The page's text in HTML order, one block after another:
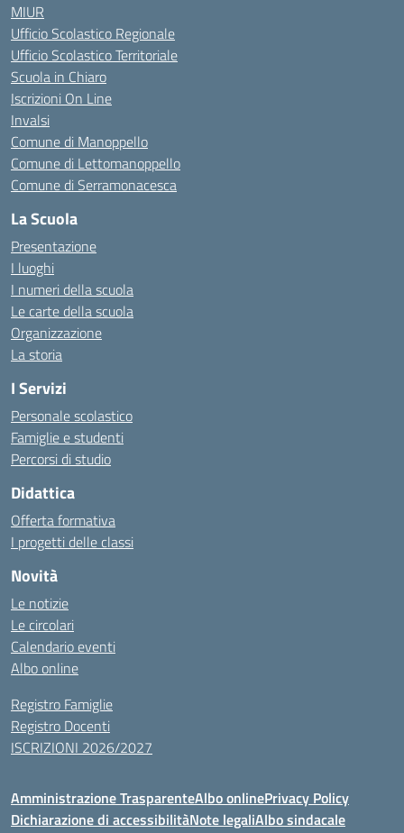
MIUR
Ufficio Scolastico Regionale
Ufficio Scolastico Territoriale
Scuola in Chiaro
Iscrizioni On Line
Invalsi
Comune di Manoppello
Comune di Lettomanoppello
Comune di Serramonacesca
La Scuola
Presentazione
I luoghi
I numeri della scuola
Le carte della scuola
Organizzazione
La storia
I Servizi
Personale scolastico
Famiglie e studenti
Percorsi di studio
Didattica
Offerta formativa
I progetti delle classi
Novità
Le notizie
Le circolari
Calendario eventi
Albo online
Registro Famiglie
Registro Docenti
ISCRIZIONI 2026/2027
Amministrazione TrasparenteAlbo onlinePrivacy Policy
Dichiarazione di accessibilitàNote legaliAlbo sindacale